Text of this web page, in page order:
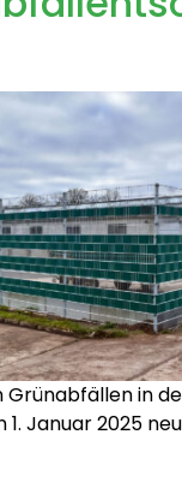
Grünabfällen in
Januar 2025